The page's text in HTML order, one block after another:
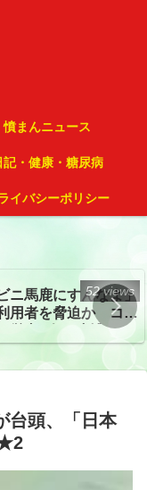
憤まんニュース
記・健康・糖尿病
イバシーポリシー
ニ馬鹿にすんなよ」
用者を脅迫か コン
52 views
台頭、「日本